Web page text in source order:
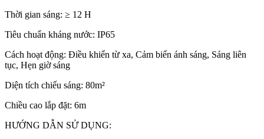
Thời gian sáng: ≥ 12 H
Tiêu chuẩn kháng nước: IP65
Cách hoạt động: Điều khiển từ xa, Cảm biến ánh sáng, Sáng liên
tục, Hẹn giờ sáng
Diện tích chiếu sáng: 80m²
Chiều cao lắp đặt: 6m
HƯỚNG DẪN SỬ DỤNG: